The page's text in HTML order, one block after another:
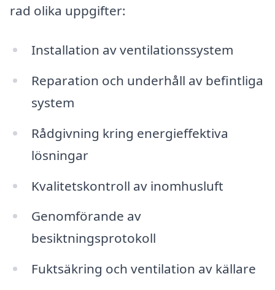
rad olika uppgifter:
Installation av ventilationssystem
Reparation och underhåll av befintliga
system
Rådgivning kring energieffektiva
lösningar
Kvalitetskontroll av inomhusluft
Genomförande av
besiktningsprotokoll
Fuktsäkring och ventilation av källare